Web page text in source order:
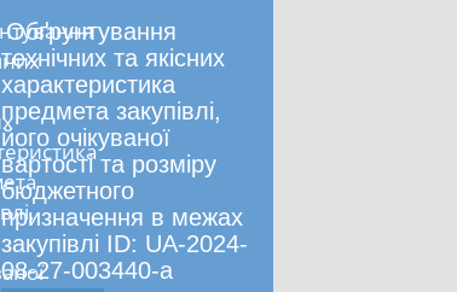
Обґрунтування
технічних та якісних
характеристика
предмета закупівлі,
його очікуваної
вартості та розміру
бюджетного
призначення в межах
закупівлі ID: UA-2024-
08-27-003440-a